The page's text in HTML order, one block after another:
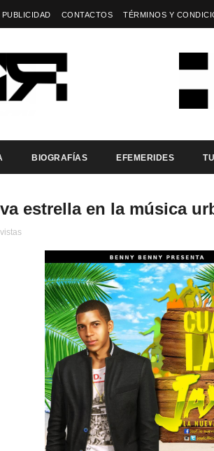
PUBLICIDAD CONTACTOS TÉRMINOS Y
BIOGRAFÍAS EFEMERIDES
estrella en la música